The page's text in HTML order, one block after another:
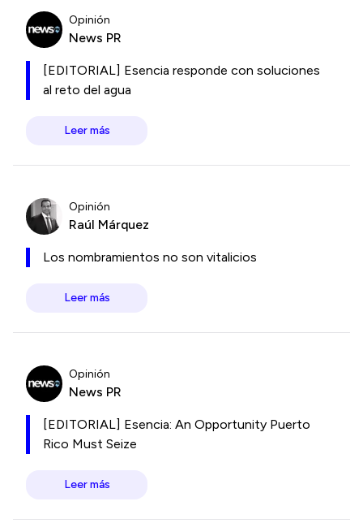
Opinión
News PR
[EDITORIAL] Esencia responde con soluciones
al reto del agua
Leer más
Opinión
Raúl Márquez
Los nombramientos no son vitalicios
Leer más
Opinión
News PR
[EDITORIAL] Esencia: An Opportunity Puerto
Rico Must Seize
Leer más